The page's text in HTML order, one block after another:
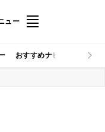
ュー
おすすめナビ マイナビ